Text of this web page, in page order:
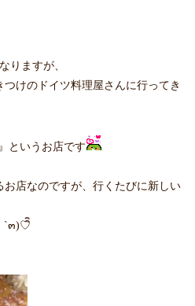
りますが、
けのドイツ料理屋さんに行ってき
というお店です
店なのですが、行くたびに新しい
๓)♡ิิ